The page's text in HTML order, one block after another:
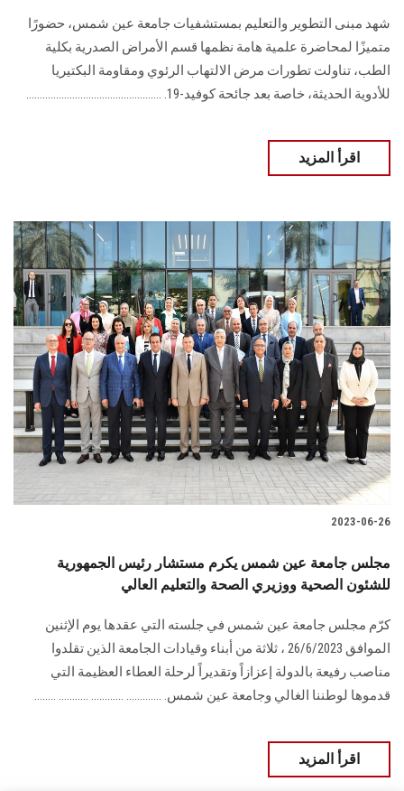
الزائـرون
سجل الان
شهد مبنى التطوير والتعليم بمستشفيات جامعة عين شمس، حضورًا
متميزًا لمحاضرة علمية هامة نظمها قسم الأمراض الصدرية بكلية
الطب، تناولت تطورات مرض الالتهاب الرئوي ومقاومة البكتيريا
للأدوية الحديثة، خاصة بعد جائحة كوفيد-19. ..................................................
اقرأ المزيد
2023-06-26
مجلس جامعة عين شمس يكرم مستشار رئيس الجمهورية
للشئون الصحية ووزيري الصحة والتعليم العالي
كرّم مجلس جامعة عين شمس في جلسته التي عقدها يوم الإثنين
الموافق 26/6/2023 ، ثلاثة من أبناء وقيادات الجامعة الذين تقلدوا
مناصب رفيعة بالدولة إعزازاً وتقديراً لرحلة العطاء العظيمة التي
قدموها لوطننا الغالي وجامعة عين شمس. ............. ............ ........... ........
اقرأ المزيد